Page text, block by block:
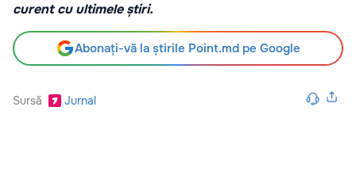
curent cu ultimele știri.
Abonați-vă la știrile Point.md pe Google
Sursă Jurnal